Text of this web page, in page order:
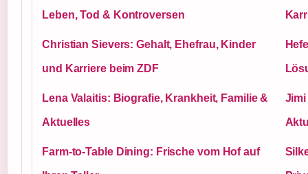
Leben, Tod & Kontroversen
Christian Sievers: Gehalt, Ehefrau, Kinder
und Karriere beim ZDF
Lena Valaitis: Biografie, Krankheit, Familie &
Aktuelles
Farm-to-Table Dining: Frische vom Hof auf